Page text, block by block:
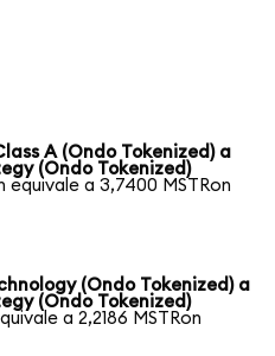
A (Ondo Tokenized) a
(Ondo Tokenized)
equivale a 3,7400 MSTRon
(Ondo Tokenized) a
(Ondo Tokenized)
a 2,2186 MSTRon